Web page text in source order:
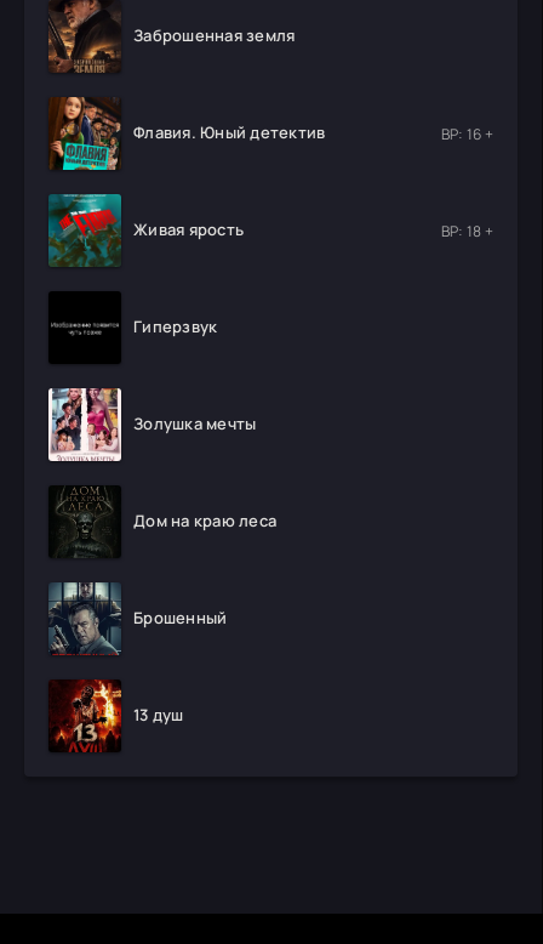
Заброшенная земля
Флавия. Юный детектив ВР: 16 +
Живая ярость ВР: 18 +
Гиперзвук
Золушка мечты
Дом на краю леса
Брошенный
13 душ